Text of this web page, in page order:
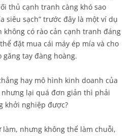
thủ cạnh tranh càng khó sao
siêu sạch” trước đây là một ví dụ
có rào cản cạnh tranh đáng
đặt mua cái máy ép mía và cho
tay đàng hoàng.
hay mô hình kinh doanh của
lại quá đơn giản thì phải
khởi nghiệp được?
nhưng không thể làm chuỗi,